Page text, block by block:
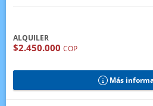
ALQUILER
$2.450.000 COP
Más